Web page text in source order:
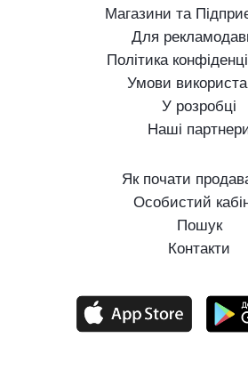
Магазини та
Для
Політика
Умови
У розробці
Наші
Як почати
Особистий
Пошук
Контакти